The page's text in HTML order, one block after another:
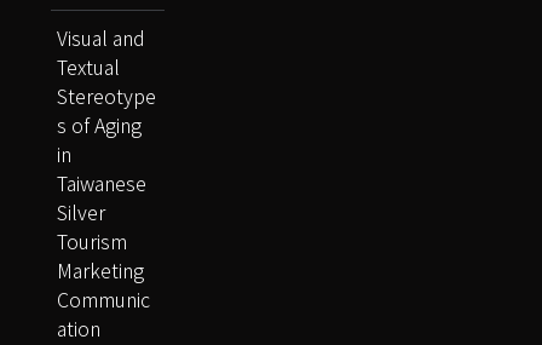
Visual and
Textual
Stereotype
s of Aging
in
Taiwanese
Silver
Tourism
Marketing
Communic
ation